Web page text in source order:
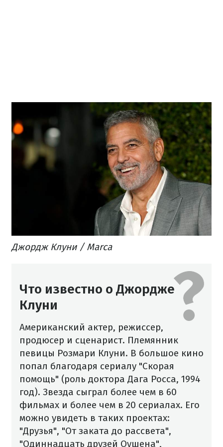
Джордж Клуни / Marca
Что известно о Джордже
Клуни
Американский актер, режиссер,
продюсер и сценарист. Племянник
певицы Розмари Клуни. В большое кино
попал благодаря сериалу "Скорая
помощь" (роль доктора Дага Росса, 1994
год). Звезда сыграл более чем в 60
фильмах и более чем в 20 сериалах. Его
можно увидеть в таких проектах:
"Друзья", "От заката до рассвета",
"Одиннадцать друзей Оушена",